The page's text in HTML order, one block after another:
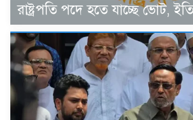
রাষ্ট্রপতি পদে হতে যাচ্ছে ভোট,